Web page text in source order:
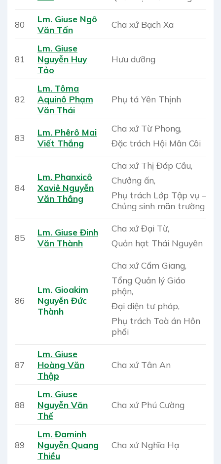
80
Lm. Giuse Ngô
Văn Tấn
Cha xứ Bạch Xa
81
Lm. Giuse
Nguyễn Huy
Tảo
Hưu dưỡng
82
Lm. Tôma
Aquinô Phạm
Văn Thái
Phụ tá Yên Thịnh
83
Lm. Phêrô Mai
Viết Thắng
Cha xứ Từ Phong,
Đặc trách Hội Mân Côi
84
Lm. Phanxicô
Xaviê Nguyễn
Văn Thắng
Cha xứ Thị Đáp Cầu,
Chưởng ấn,
Phụ trách Lớp Tập vụ –
Chủng sinh mãn trường
85
Lm. Giuse Đinh
Văn Thành
Cha xứ Đại Từ,
Quản hạt Thái Nguyên
86
Lm. Gioakim
Nguyễn Đức
Thành
Cha xứ Cẩm Giang,
Tổng Quản lý Giáo
phận,
Đại diện tư pháp,
Phụ trách Toà án Hôn
phối
87
Lm. Giuse
Hoàng Văn
Thập
Cha xứ Tân An
88
Lm. Giuse
Nguyễn Văn
Thế
Cha xứ Phú Cường
89
Lm. Đaminh
Nguyễn Quang
Thiều
Cha xứ Nghĩa Hạ